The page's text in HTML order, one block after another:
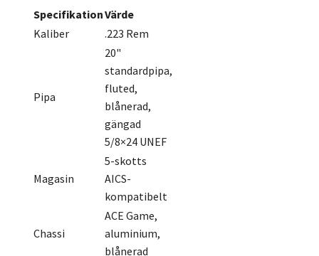
SpecifikationVärde
Kaliber
.223 Rem
Pipa
20"
standardpipa,
fluted,
blånerad,
gängad
5/8×24 UNEF
Magasin
5-skotts
AICS-
kompatibelt
Chassi
ACE Game,
aluminium,
blånerad